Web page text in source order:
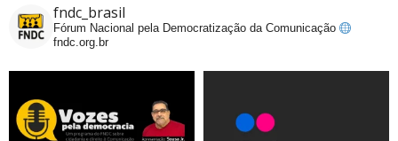
fndc_brasil
Fórum Nacional pela Democratização da Comunicação
fndc.org.br